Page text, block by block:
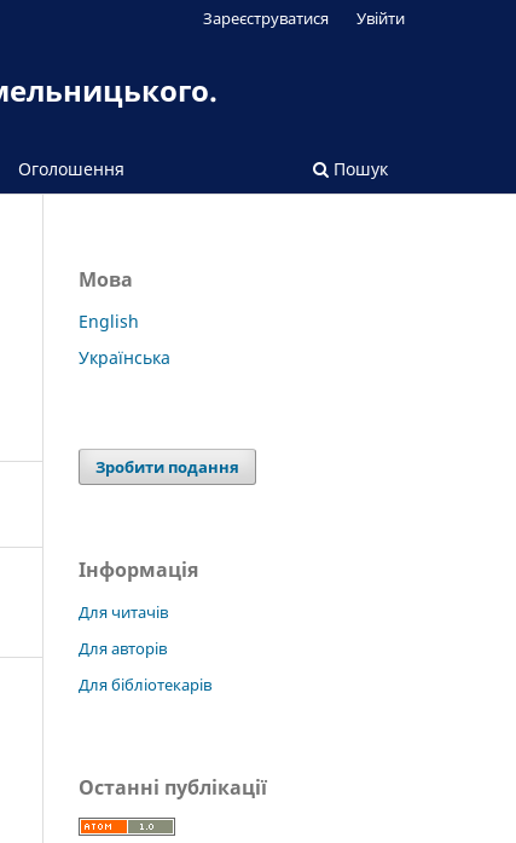
Оголошення Пошук
Зареєструватися Увійти
Мова
English
Українська
Зробити подання
Інформація
Для читачів
Для авторів
Для бібліотекарів
Останні публікації